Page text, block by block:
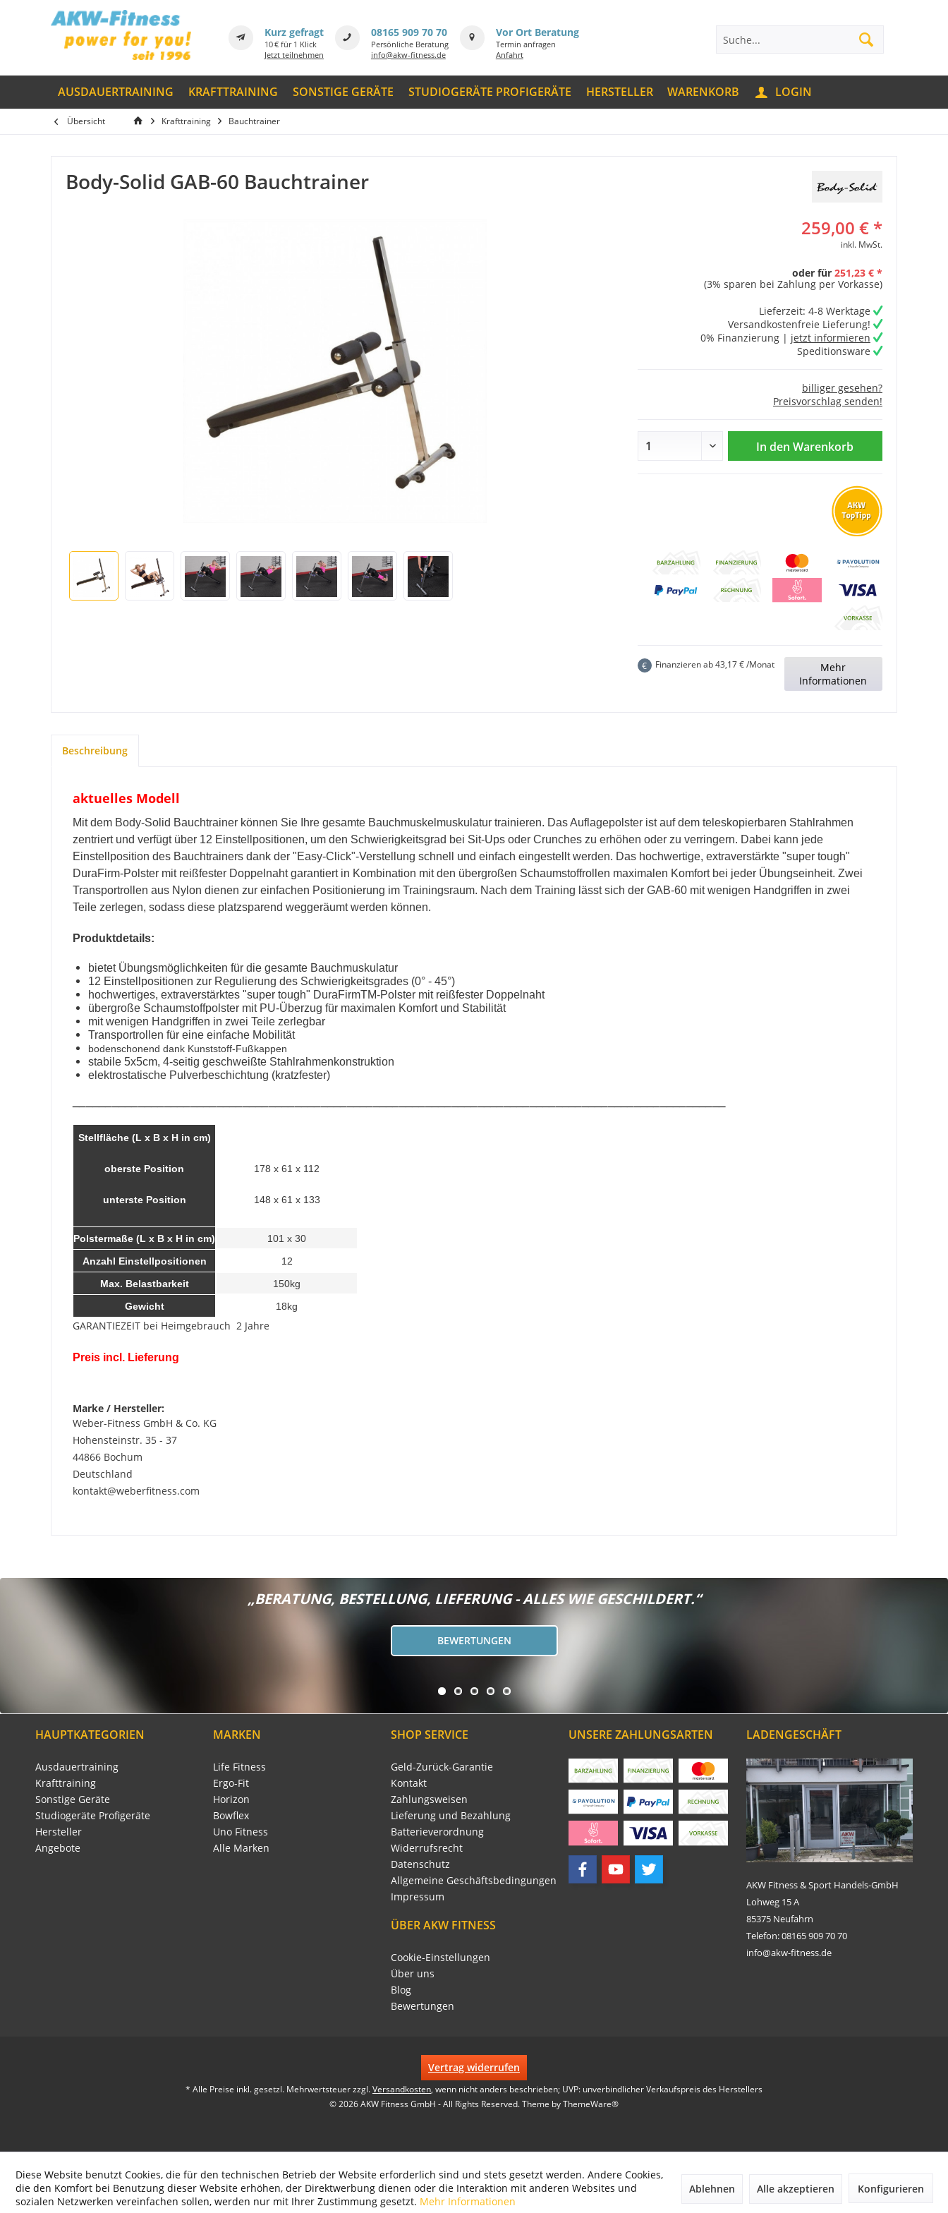
Kurz gefragt
10 € für 1 Klick
Jetzt teilnehmen
08165 909 70 70
Persönliche Beratung
info@akw-fitness.de
Vor Ort Beratung
Termin anfragen
Anfahrt
AUSDAUERTRAINING KRAFTTRAINING SONSTIGE GERÄTE STUDIOGERÄTE PROFIGERÄTE HERSTELLER WARENKORB LOGIN
Übersicht Krafttraining Bauchtrainer
Body-Solid GAB-60 Bauchtrainer
259,00 € *
inkl. MwSt.
oder für 251,23 € *
(3% sparen bei Zahlung per Vorkasse)
Lieferzeit: 4-8 Werktage
Versandkostenfreie Lieferung!
0% Finanzierung | jetzt informieren
Speditionsware
billiger gesehen?
Preisvorschlag senden!
In den Warenkorb
€ Finanzieren ab43,17€ /Monat
Mehr
Informationen
Beschreibung
aktuelles Modell
Mit dem Body-Solid Bauchtrainer können Sie Ihre gesamte Bauchmuskelmuskulatur trainieren. Das Auflagepolster ist auf dem teleskopierbaren Stahlrahmen
zentriert und verfügt über 12 Einstellpositionen, um den Schwierigkeitsgrad bei Sit-Ups oder Crunches zu erhöhen oder zu verringern. Dabei kann jede
Einstellposition des Bauchtrainers dank der "Easy-Click"-Verstellung schnell und einfach eingestellt werden. Das hochwertige, extraverstärkte "super tough"
DuraFirm-Polster mit reißfester Doppelnaht garantiert in Kombination mit den übergroßen Schaumstoffrollen maximalen Komfort bei jeder Übungseinheit. Zwei
Transportrollen aus Nylon dienen zur einfachen Positionierung im Trainingsraum. Nach dem Training lässt sich der GAB-60 mit wenigen Handgriffen in zwei
Teile zerlegen, sodass diese platzsparend weggeräumt werden können.
Produktdetails:
bietet Übungsmöglichkeiten für die gesamte Bauchmuskulatur
12 Einstellpositionen zur Regulierung des Schwierigkeitsgrades (0° - 45°)
hochwertiges, extraverstärktes "super tough" DuraFirmTM-Polster mit reißfester Doppelnaht
übergroße Schaumstoffpolster mit PU-Überzug für maximalen Komfort und Stabilität
mit wenigen Handgriffen in zwei Teile zerlegbar
Transportrollen für eine einfache Mobilität
bodenschonend dank Kunststoff-Fußkappen
stabile 5x5cm, 4-seitig geschweißte Stahlrahmenkonstruktion
elektrostatische Pulverbeschichtung (kratzfester)
Stellfläche (L x B x H in cm)
oberste Position
unterste Position
178 x 61 x 112
148 x 61 x 133
Polstermaße (L x B x H in cm)
101 x 30
Anzahl Einstellpositionen
12
Max. Belastbarkeit
150kg
Gewicht
18kg
GARANTIEZEIT bei Heimgebrauch 2 Jahre
Preis incl. Lieferung
Marke / Hersteller:
Weber-Fitness GmbH & Co. KG
Hohensteinstr. 35 - 37
44866 Bochum
Deutschland
kontakt@weberfitness.com
„BERATUNG, BESTELLUNG, LIEFERUNG - ALLES WIE GESCHILDERT.“
BEWERTUNGEN
HAUPTKATEGORIEN
Ausdauertraining
Krafttraining
Sonstige Geräte
Studiogeräte Profigeräte
Hersteller
Angebote
MARKEN
Life Fitness
Ergo-Fit
Horizon
Bowflex
Uno Fitness
Alle Marken
SHOP SERVICE
Geld-Zurück-Garantie
Kontakt
Zahlungsweisen
Lieferung und Bezahlung
Batterieverordnung
Widerrufsrecht
Datenschutz
Allgemeine Geschäftsbedingungen
Impressum
ÜBER AKW FITNESS
Cookie-Einstellungen
Über uns
Blog
Bewertungen
UNSERE ZAHLUNGSARTEN LADENGESCHÄFT
AKW Fitness & Sport Handels-GmbH
Lohweg 15 A
85375 Neufahrn
Telefon: 08165 909 70 70
info@akw-fitness.de
Vertrag widerrufen
* Alle Preise inkl. gesetzl. Mehrwertsteuer zzgl.Versandkosten, wenn nicht anders beschrieben; UVP: unverbindlicher Verkaufspreis des Herstellers
© 2026 AKW Fitness GmbH - All Rights Reserved. Theme byThemeWare®
Diese Website benutzt Cookies, die für den technischen Betrieb der Website erforderlich sind und stets gesetzt werden. Andere Cookies,
die den Komfort bei Benutzung dieser Website erhöhen, der Direktwerbung dienen oder die Interaktion mit anderen Websites und
sozialen Netzwerken vereinfachen sollen, werden nur mit Ihrer Zustimmung gesetzt. Mehr Informationen
Ablehnen Alle akzeptieren Konfigurieren